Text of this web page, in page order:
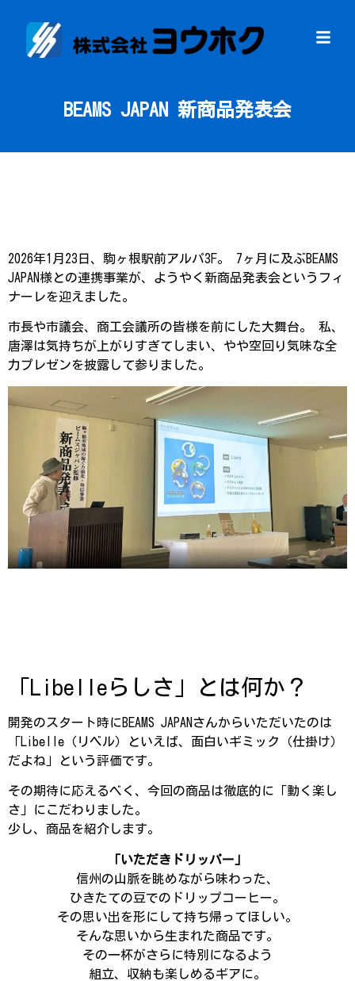
BEAMS JAPAN 新商品発表会
2026年1月23日、駒ヶ根駅前アルパ3F。 7ヶ月に及ぶBEAMS
JAPAN様との連携事業が、ようやく新商品発表会というフィ
ナーレを迎えました。
市長や市議会、商工会議所の皆様を前にした大舞台。 私、
唐澤は気持ちが上がりすぎてしまい、やや空回り気味な全
力プレゼンを披露して参りました。
「Libelleらしさ」とは何か？
開発のスタート時にBEAMS JAPANさんからいただいたのは
「Libelle（リベル）といえば、面白いギミック（仕掛け）
だよね」という評価です。
その期待に応えるべく、今回の商品は徹底的に「動く楽し
さ」にこだわりました。
少し、商品を紹介します。
「いただきドリッパー」
信州の山脈を眺めながら味わった、
ひきたての豆でのドリップコーヒー。
その思い出を形にして持ち帰ってほしい。
そんな思いから生まれた商品です。
その一杯がさらに特別になるよう
組立、収納も楽しめるギアに。